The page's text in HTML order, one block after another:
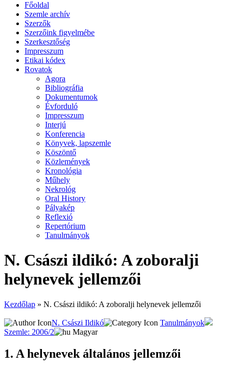
Főoldal
Szemle archív
Szerzők
Szerzőink figyelmébe
Szerkesztőség
Impresszum
Etikai kódex
Rovatok
Agora
Bibliográfia
Dokumentumok
Évforduló
Impresszum
Interjú
Konferencia
Könyvek, lapszemle
Köszöntő
Közlemények
Kronológia
Műhely
Nekrológ
Oral History
Pályakép
Reflexió
Repertórium
Tanulmányok
N. Császi ildikó: A zoboralji
helynevek jellemzői
Kezdőlap » N. Császi ildikó: A zoboralji helynevek jellemzői
N. Császi Ildikó
Tanulmányok
Szemle: 2006/2
Magyar
1. A hely­ne­vek ál­ta­lá­nos jel­lem­zői